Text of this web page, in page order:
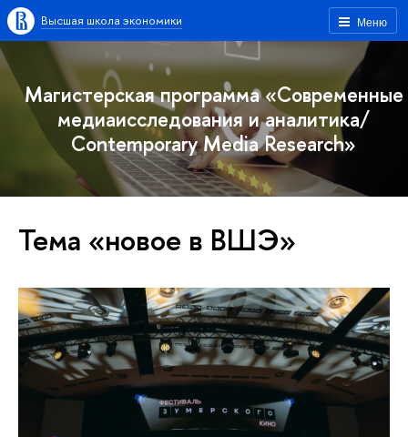
Меню
Высшая школа экономики
Магистерская программа «Современные
медиаисследования и аналитика/
Contemporary Media Research»
Тема «новое в ВШЭ»